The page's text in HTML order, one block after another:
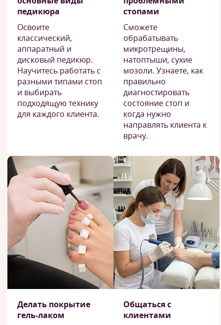
педикюра
Освоите
классический,
аппаратный и
дисковый педикюр.
Научитесь работать с
разными типами стоп
и выбирать
подходящую технику
для каждого клиента.
стопами
Сможете
обрабатывать
микротрещины,
натоптыши, сухие
мозоли. Узнаете, как
правильно
диагностировать
состояние стоп и
когда нужно
направлять клиента к
врачу.
Делать покрытие
гель-лаком
Общаться с
клиентами